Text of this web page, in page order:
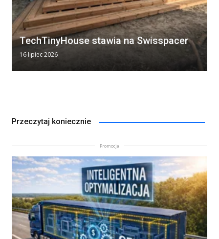
TechTinyHouse stawia na Swisspacer
16 lipiec 2026
Przeczytaj koniecznie
Promocja